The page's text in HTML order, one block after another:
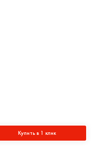
Купить в 1 клик